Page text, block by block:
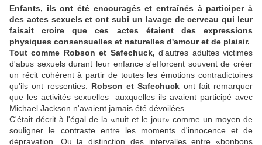
Enfants, ils ont été encouragés et entraînés à participer à
des actes sexuels et ont subi un lavage de cerveau qui leur
faisait croire que ces actes étaient des expressions
physiques consensuelles et naturelles d'amour et de plaisir.
Tout comme Robson et Safechuck, d'autres adultes victimes
d'abus sexuels durant leur enfance s'efforcent souvent de créer
un récit cohérent à partir de toutes les émotions contradictoires
qu'ils ont ressenties. Robson et Safechuck ont fait remarquer
que les activités sexuelles auxquelles ils avaient participé avec
Michael Jackson n'avaient jamais été dévoilées.
C'était décrit à l'égal de la «nuit et le jour» comme un moyen de
souligner le contraste entre les moments d'innocence et de
dépravation. Ou la distinction des intervalles entre «bonbons